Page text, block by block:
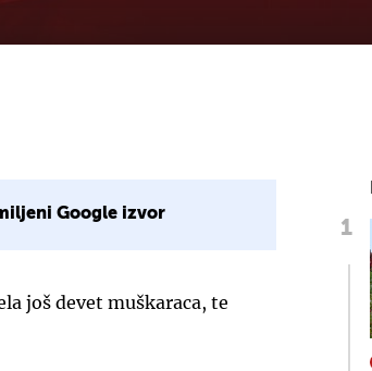
Google izvor
još devet muškaraca, te